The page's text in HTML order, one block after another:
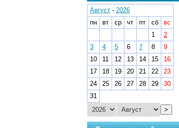
Август - 2026
пн
вт ср чт пт сб
вс
1
2
3
4 5 6 7 8
9
10
11 12 13 14 15
16
17
18 19 20 21 22
23
24
25 26 27 28 29
30
31
>